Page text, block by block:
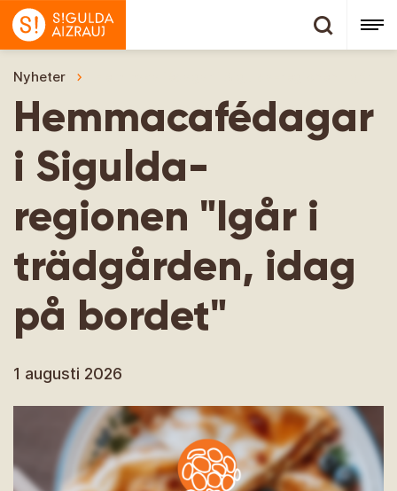
Nyheter
Hemmacafédagar
i Sigulda-
regionen "Igår i
trädgården, idag
på bordet"
1 augusti 2026